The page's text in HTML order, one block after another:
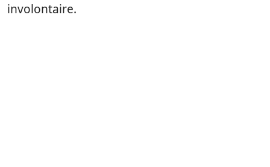
involontaire.